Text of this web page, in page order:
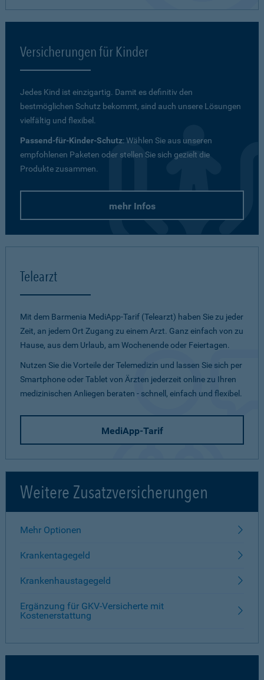
Versicherungen für Kinder
Jedes Kind ist einzigartig. Damit es definitiv den
bestmöglichen Schutz bekommt, sind auch unsere Lösungen
vielfältig und flexibel.
Passend-für-Kinder-Schutz: Wählen Sie aus unseren
empfohlenen Paketen oder stellen Sie sich gezielt die
Produkte zusammen.
mehr Infos
Telearzt
Mit dem Barmenia MediApp-Tarif (Telearzt) haben Sie zu jeder
Zeit, an jedem Ort Zugang zu einem Arzt. Ganz einfach von zu
Hause, aus dem Urlaub, am Wochenende oder Feiertagen.
Nutzen Sie die Vorteile der Telemedizin und lassen Sie sich per
Smartphone oder Tablet von Ärzten jederzeit online zu Ihren
medizinischen Anliegen beraten - schnell, einfach und flexibel.
MediApp-Tarif
Weitere Zusatzversicherungen
Mehr Optionen
Krankentagegeld
Krankenhaustagegeld
Ergänzung für GKV-Versicherte mit
Kostenerstattung